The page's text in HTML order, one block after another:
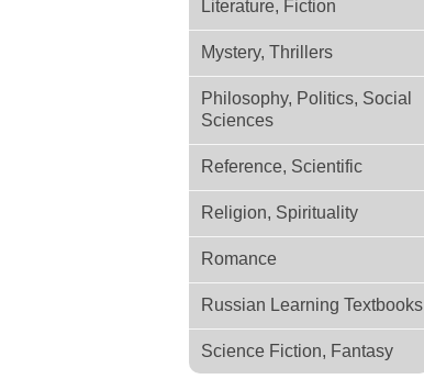
Literature, Fiction
Mystery, Thrillers
Philosophy, Politics, Social
Sciences
Reference, Scientific
Religion, Spirituality
Romance
Russian Learning Textbooks
Science Fiction, Fantasy